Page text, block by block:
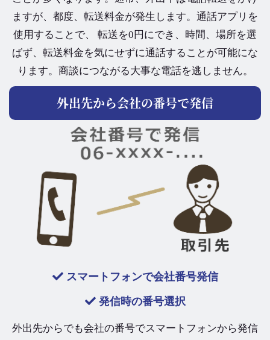
ますが、都度、転送料金が発生します。通話アプリを
使用することで、 転送を0円にでき、時間、場所を選
ばず、転送料金を気にせずに通話することが可能にな
ります。商談につながる大事な電話を逃しません。
外出先から会社の番号で発信
スマートフォンで会社番号発信
発信時の番号選択
外出先からでも会社の番号でスマートフォンから発信